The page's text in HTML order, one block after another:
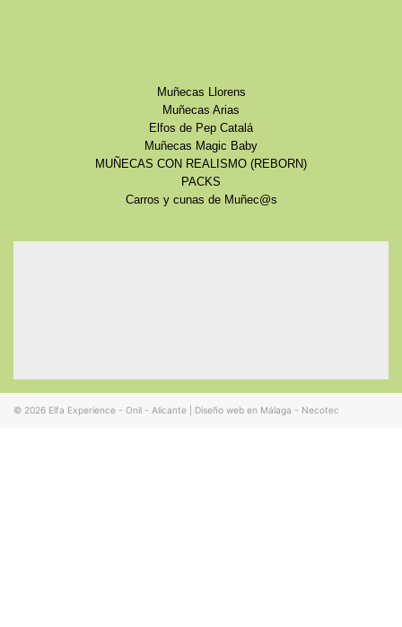
Muñecas Llorens
Muñecas Arias
Elfos de Pep Catalá
Muñecas Magic Baby
MUÑECAS CON REALISMO (REBORN)
PACKS
Carros y cunas de Muñec@s
© 2026 Elfa Experience - Onil - Alicante Diseño web en Málaga - Necotec